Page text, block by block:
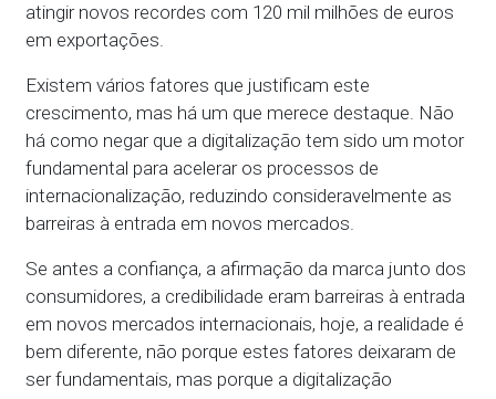
atingir novos recordes com 120 mil milhões de euros
em exportações.
Existem vários fatores que justificam este
crescimento, mas há um que merece destaque. Não
há como negar que a digitalização tem sido um motor
fundamental para acelerar os processos de
internacionalização, reduzindo consideravelmente as
barreiras à entrada em novos mercados.
Se antes a confiança, a afirmação da marca junto dos
consumidores, a credibilidade eram barreiras à entrada
em novos mercados internacionais, hoje, a realidade é
bem diferente, não porque estes fatores deixaram de
ser fundamentais, mas porque a digitalização